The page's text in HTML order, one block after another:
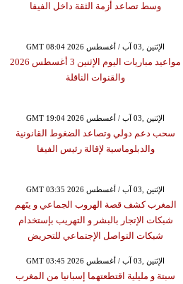
وسط تصاعد أزمة الثقة داخل الفيفا
GMT 08:04 2026 الإثنين ,03 آب / أغسطس
مواعيد مباريات اليوم الإثنين 3 أغسطس 2026
والقنوات الناقلة
GMT 19:04 2026 الإثنين ,03 آب / أغسطس
سحب دعم دولي وتصاعد الضغوط القانونية
والدبلوماسية لإقالة رئيس الفيفا
GMT 03:35 2026 الإثنين ,03 آب / أغسطس
المغرب كشف قصة الهروب الجماعي و يتَهم
شبكات الإتجار بالبشر و التهريب بإستخدام
شبكات التواصل الإجتماعي للتحريض
GMT 03:45 2026 الإثنين ,03 آب / أغسطس
سبتة و مليلية اقتطعتهما إسبانيا من المغرب